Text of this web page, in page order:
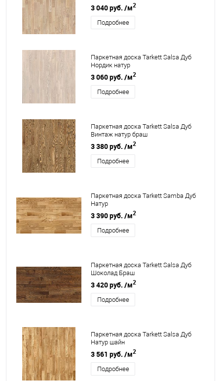
3 040 руб. /м2
Подробнее
Паркетная доска Tarkett Salsa Дуб
Нордик натур
3 060 руб. /м2
Подробнее
Паркетная доска Tarkett Salsa Дуб
Винтаж натур браш
3 380 руб. /м2
Подробнее
Паркетная доска Tarkett Samba Дуб
Натур
3 390 руб. /м2
Подробнее
Паркетная доска Tarkett Salsa Дуб
Шоколад Браш
3 420 руб. /м2
Подробнее
Паркетная доска Tarkett Salsa Дуб
Натур шайн
3 561 руб. /м2
Подробнее